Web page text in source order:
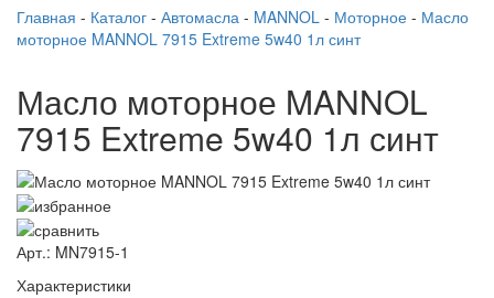
Главная - Каталог - Автомасла - MANNOL - Моторное - Масло
моторное MANNOL 7915 Extreme 5w40 1л синт
Масло моторное MANNOL
7915 Extreme 5w40 1л синт
Арт.: MN7915-1
Характеристики